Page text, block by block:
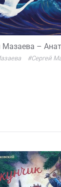
Мазаева –
#Сергей